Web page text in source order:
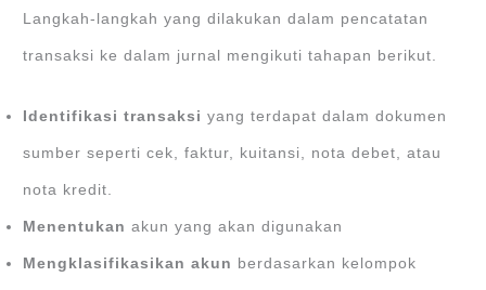
Langkah-langkah yang dilakukan dalam pencatatan
transaksi ke dalam jurnal mengikuti tahapan berikut.
Identifikasi transaksiyang terdapat dalam dokumen
sumber seperti cek, faktur, kuitansi, nota debet, atau
nota kredit.
Menentukanakun yang akan digunakan
Mengklasifikasikan akun berdasarkan kelompok